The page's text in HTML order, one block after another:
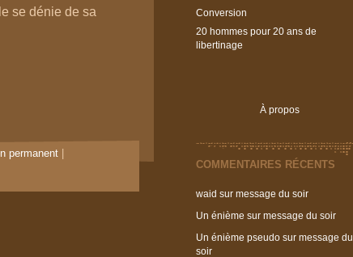
Conversion
20 hommes pour 20 ans de
libertinage
À propos
COMMENTAIRES RÉCENTS
waid sur message du soir
Un énième sur message du soir
Un énième pseudo sur message du
soir
se dénie de sa
permanent